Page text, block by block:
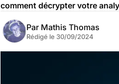
comment décrypter votre
Par Mathis Thomas
Rédigé le 30/09/2024